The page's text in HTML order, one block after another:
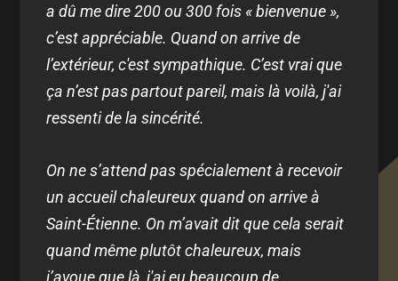
a dû me dire 200 ou 300 fois « bienvenue »,
c’est appréciable. Quand on arrive de
l’extérieur, c'est sympathique. C’est vrai que
ça n’est pas partout pareil, mais là voilà, j'ai
ressenti de la sincérité.
On ne s’attend pas spécialement à recevoir
un accueil chaleureux quand on arrive à
Saint-Étienne. On m’avait dit que cela serait
quand même plutôt chaleureux, mais
j’avoue que là, j'ai eu beaucoup de